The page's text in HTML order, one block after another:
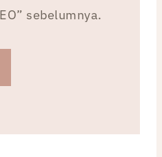
sebelumnya.